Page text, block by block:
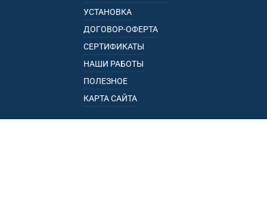
УСТАНОВКА
ДОГОВОР-ОФЕРТА
СЕРТИФИКАТЫ
НАШИ РАБОТЫ
ПОЛЕЗНОЕ
КАРТА САЙТА